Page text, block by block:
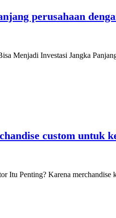
perusahaan
Menjadi Investasi Jangka
custom untuk
Itu Penting? Karena